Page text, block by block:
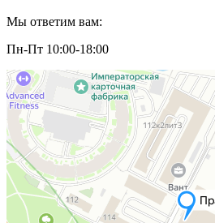
Мы ответим вам:
Пн-Пт 10:00-18:00